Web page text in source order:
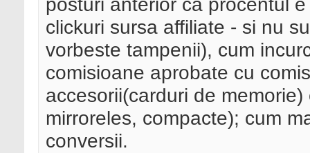
clickuri sursa affiliate - si nu
vorbeste tampenii), cum
comisioane aprobate cu
accesorii(carduri de
mirroreles, compacte); cum
conversii.